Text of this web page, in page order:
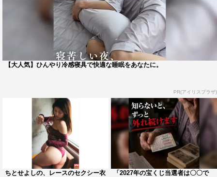
【大人気】ひんやり冷感寝具で快適な睡眠をあなたに。
PR(アイリスプラザ)
ちとせよしの、レースのセクシー衣
「2027年の宝くじ当選者は〇〇で